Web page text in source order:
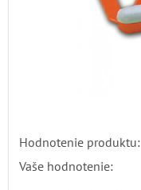
Hodnotenie produktu:
Vaše hodnotenie: